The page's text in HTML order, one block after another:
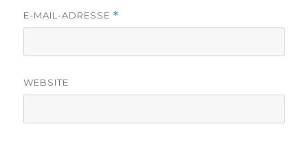
E-MAIL-ADRESSE *
WEBSITE